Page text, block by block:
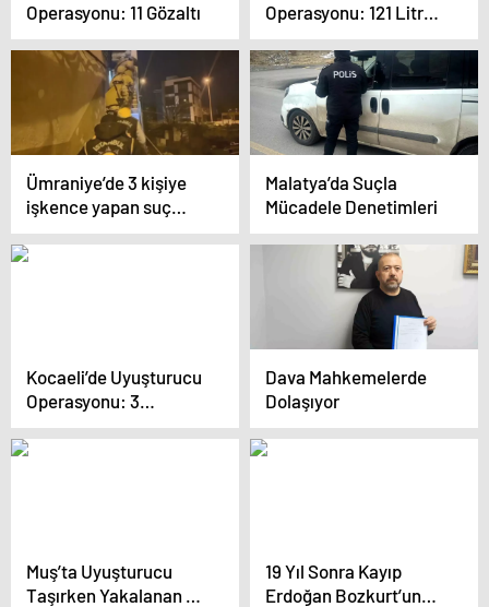
Operasyonu: 11 Gözaltı
Operasyonu: 121 Litre
Ele Geçirildi, 11 Gözaltı
Ümraniye’de 3 kişiye
işkence yapan suç
örgütünün 11 üyesi
tutuklandı
Malatya’da Suçla
Mücadele Denetimleri
Kocaeli’de Uyuşturucu
Operasyonu: 3
Tutuklama
Dava Mahkemelerde
Dolaşıyor
Muş’ta Uyuşturucu
Taşırken Yakalanan 2
19 Yıl Sonra Kayıp
Erdoğan Bozkurt’un